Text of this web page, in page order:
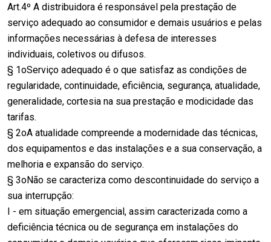
Art.4º A distribuidora é responsável pela prestação de
serviço adequado ao consumidor e demais usuários e pelas
informações necessárias à defesa de interesses
individuais, coletivos ou difusos.
§ 1oServiço adequado é o que satisfaz as condições de
regularidade, continuidade, eficiência, segurança, atualidade,
generalidade, cortesia na sua prestação e modicidade das
tarifas.
§ 2oA atualidade compreende a modernidade das técnicas,
dos equipamentos e das instalações e a sua conservação, a
melhoria e expansão do serviço.
§ 3oNão se caracteriza como descontinuidade do serviço a
sua interrupção:
I - em situação emergencial, assim caracterizada como a
deficiência técnica ou de segurança em instalações do